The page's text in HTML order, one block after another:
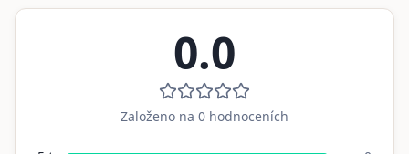
0.0
Založeno na 0 hodnoceních